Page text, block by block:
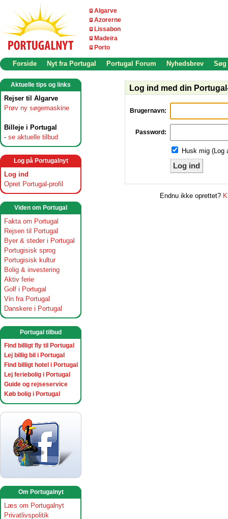
Algarve
Azorerne
Lissabon
Madeira
Porto
Forside Nyt fra Portugal Portugal Forum Nyhedsbrev Søg
Aktuelle tips og links
Rejser til Algarve
Prøv ny søgemaskine
Billeje i Portugal
- se aktuelle tilbud
Log på Portugalnyt
Log ind
Opret Portugal-profil
Viden om Portugal
Fakta om Portugal
Rejsen til Portugal
Byer & steder i Portugal
Portugisisk sprog
Portugisisk kultur
Bolig & investering
Aktiv ferie
Golf i Portugal
Vin fra Portugal
Danskere i Portugal
Portugal tilbud
Find billigt fly til Portugal
Lej billig bil i Portugal
Find billigt hotel i Portugal
Lej feriebolig i Portugal
Guide og rejseservice
Køb bolig i Portugal
Om Portugalnyt
Læs om Portugalnyt
Privatlivspolitik
Log ind med din
Brugernavn:
Password:
Husk mig (Log
Log ind
Endnu ikke oprettet?